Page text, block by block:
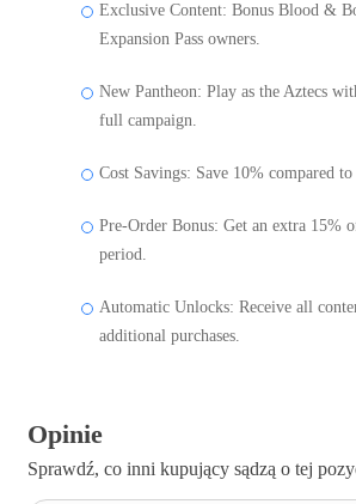
Exclusive Content: Bonus Blood &
Expansion Pass owners.
New Pantheon: Play as the Aztecs
full campaign.
Cost Savings: Save 10% compared
Pre-Order Bonus: Get an extra 15%
period.
Automatic Unlocks: Receive all
additional purchases.
Opinie
Sprawdź, co inni kupujący sądzą o tej